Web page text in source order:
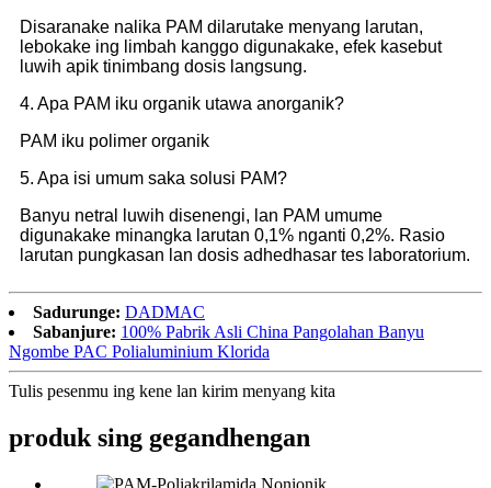
Disaranake nalika PAM dilarutake menyang larutan,
lebokake ing limbah kanggo digunakake, efek kasebut
luwih apik tinimbang dosis langsung.
4. Apa PAM iku organik utawa anorganik?
PAM iku polimer organik
5. Apa isi umum saka solusi PAM?
Banyu netral luwih disenengi, lan PAM umume
digunakake minangka larutan 0,1% nganti 0,2%. Rasio
larutan pungkasan lan dosis adhedhasar tes laboratorium.
Sadurunge: DADMAC
Sabanjure: 100% Pabrik Asli China Pangolahan Banyu
Ngombe PAC Polialuminium Klorida
Tulis pesenmu ing kene lan kirim menyang kita
produk sing gegandhengan